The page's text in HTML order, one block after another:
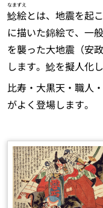
鯰絵
なまずえ
とは、地震を起
に描いた錦絵で、一
を襲った大地震（安
します。鯰を擬人化
比寿・大黒天・職人
がよく登場します。